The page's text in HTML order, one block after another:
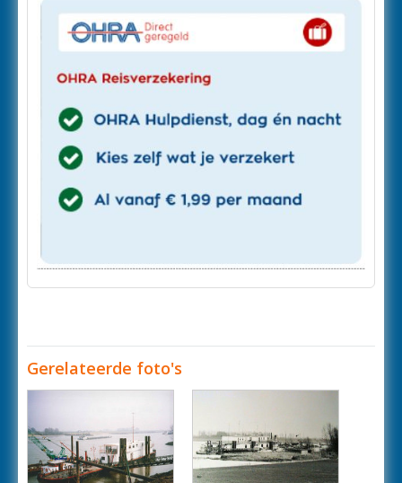
Gerelateerde foto's